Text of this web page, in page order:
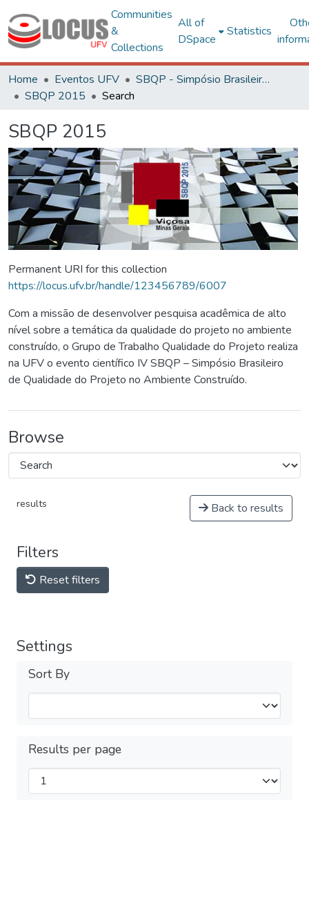
Communities
&
Collections
All of
DSpace
Statistics
Home Eventos UFV
SBQP - Simpósio Brasileiro de Qualidade do Projeto no Ambiente Construído
SBQP 2015
Search
SBQP 2015
Permanent URI for this collection
https://locus.ufv.br/handle/123456789/6007
Com a missão de desenvolver pesquisa acadêmica de alto
nível sobre a temática da qualidade do projeto no ambiente
construído, o Grupo de Trabalho Qualidade do Projeto realiza
na UFV o evento científico IV SBQP – Simpósio Brasileiro
de Qualidade do Projeto no Ambiente Construído.
Browse
results Back to results
Filters
Reset filters
Settings
Sort By
Results per page